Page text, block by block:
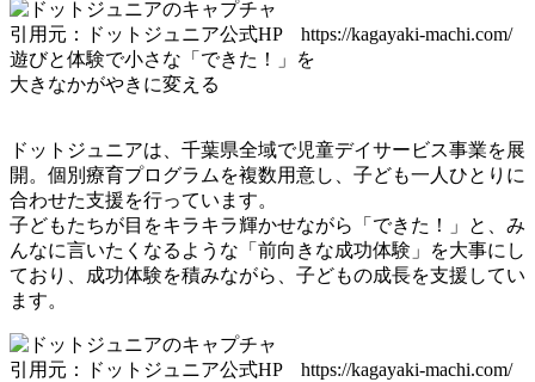
引用元：ドットジュニア公式HP https://kagayaki-machi.com/
遊びと体験で小さな「できた！」を
大きなかがやき に変える
ドットジュニアは、 千葉県全域で児童デイサービス事業を展
開 。個別療育プログラムを複数用意し、子ども一人ひとりに
合わせた支援を行っています。
子どもたちが目をキラキラ輝かせながら「できた！」と、み
んなに言いたくなるような「前向きな成功体験」を大事にし
ており
、成功体験を積みながら、子どもの成長を支援してい
ます。
引用元：ドットジュニア公式HP https://kagayaki-machi.com/